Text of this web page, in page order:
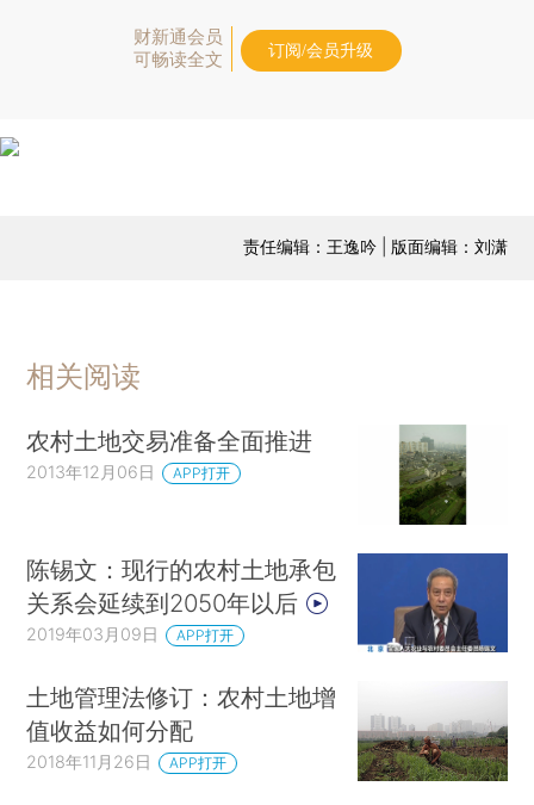
财新通会员
可畅读全文
订阅/会员升级
责任编辑：王逸吟 | 版面编辑：刘潇
相关阅读
农村土地交易准备全面推进
2013年12月06日 APP打开
陈锡文：现行的农村土地承包
关系会延续到2050年以后
2019年03月09日 APP打开
土地管理法修订：农村土地增
值收益如何分配
2018年11月26日 APP打开